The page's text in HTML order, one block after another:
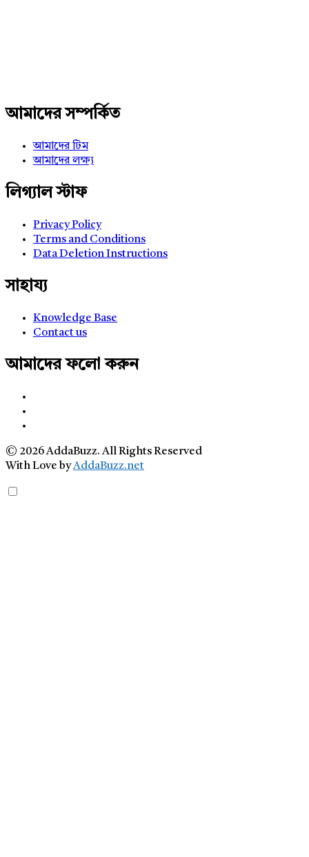
আমাদের সম্পর্কিত
আমাদের টিম
আমাদের লক্ষ্য
লিগ্যাল স্টাফ
Privacy Policy
Terms and Conditions
Data Deletion Instructions
সাহায্য
Knowledge Base
Contact us
আমাদের ফলো করুন
© 2026 AddaBuzz. All Rights Reserved
With Love byAddaBuzz.net